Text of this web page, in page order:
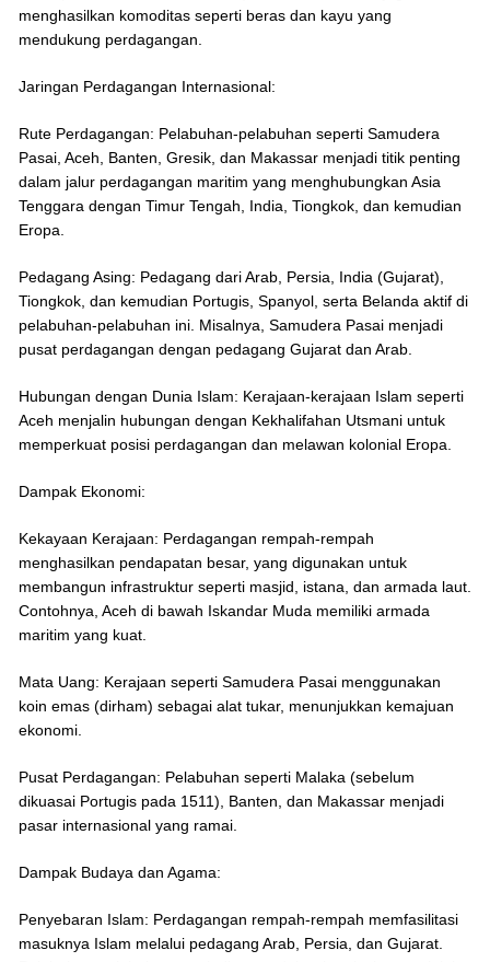
menghasilkan komoditas seperti beras dan kayu yang
mendukung perdagangan.
Jaringan Perdagangan Internasional:
Rute Perdagangan: Pelabuhan-pelabuhan seperti Samudera
Pasai, Aceh, Banten, Gresik, dan Makassar menjadi titik penting
dalam jalur perdagangan maritim yang menghubungkan Asia
Tenggara dengan Timur Tengah, India, Tiongkok, dan kemudian
Eropa.
Pedagang Asing: Pedagang dari Arab, Persia, India (Gujarat),
Tiongkok, dan kemudian Portugis, Spanyol, serta Belanda aktif di
pelabuhan-pelabuhan ini. Misalnya, Samudera Pasai menjadi
pusat perdagangan dengan pedagang Gujarat dan Arab.
Hubungan dengan Dunia Islam: Kerajaan-kerajaan Islam seperti
Aceh menjalin hubungan dengan Kekhalifahan Utsmani untuk
memperkuat posisi perdagangan dan melawan kolonial Eropa.
Dampak Ekonomi:
Kekayaan Kerajaan: Perdagangan rempah-rempah
menghasilkan pendapatan besar, yang digunakan untuk
membangun infrastruktur seperti masjid, istana, dan armada laut.
Contohnya, Aceh di bawah Iskandar Muda memiliki armada
maritim yang kuat.
Mata Uang: Kerajaan seperti Samudera Pasai menggunakan
koin emas (dirham) sebagai alat tukar, menunjukkan kemajuan
ekonomi.
Pusat Perdagangan: Pelabuhan seperti Malaka (sebelum
dikuasai Portugis pada 1511), Banten, dan Makassar menjadi
pasar internasional yang ramai.
Dampak Budaya dan Agama:
Penyebaran Islam: Perdagangan rempah-rempah memfasilitasi
masuknya Islam melalui pedagang Arab, Persia, dan Gujarat.